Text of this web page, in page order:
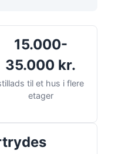
15.000-
35.000 kr.
til et hus i flere
etager